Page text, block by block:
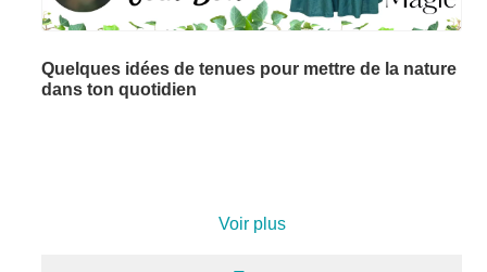
Quelques idées de tenues pour mettre de la nature
dans ton quotidien
Voir plus